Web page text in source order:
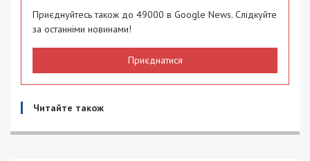
Приєднуйтесь також до 49000 в Google News. Слідкуйте
за останніми новинами!
Приєднатися
Читайте також